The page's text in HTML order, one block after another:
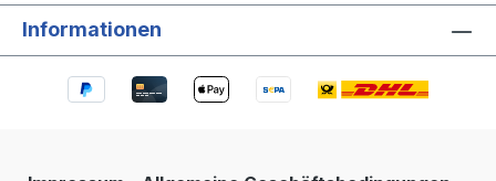
Informationen